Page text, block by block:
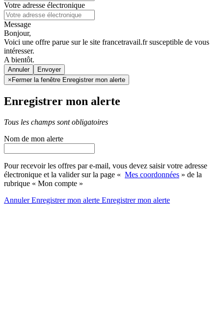
Votre adresse électronique
Message
Bonjour,
Voici une offre parue sur le site francetravail.fr susceptible de vous
intéresser.
A bientôt.
Annuler
× Fermer la fenêtre Enregistrer mon alerte
Enregistrer mon alerte
Tous les champs sont obligatoires
Nom de mon alerte
Pour recevoir les offres par e-mail, vous devez saisir votre adresse
électronique et la valider sur la page « Mes coordonnées » de la
rubrique « Mon compte »
AnnulerEnregistrer mon alerte Enregistrermon alerte